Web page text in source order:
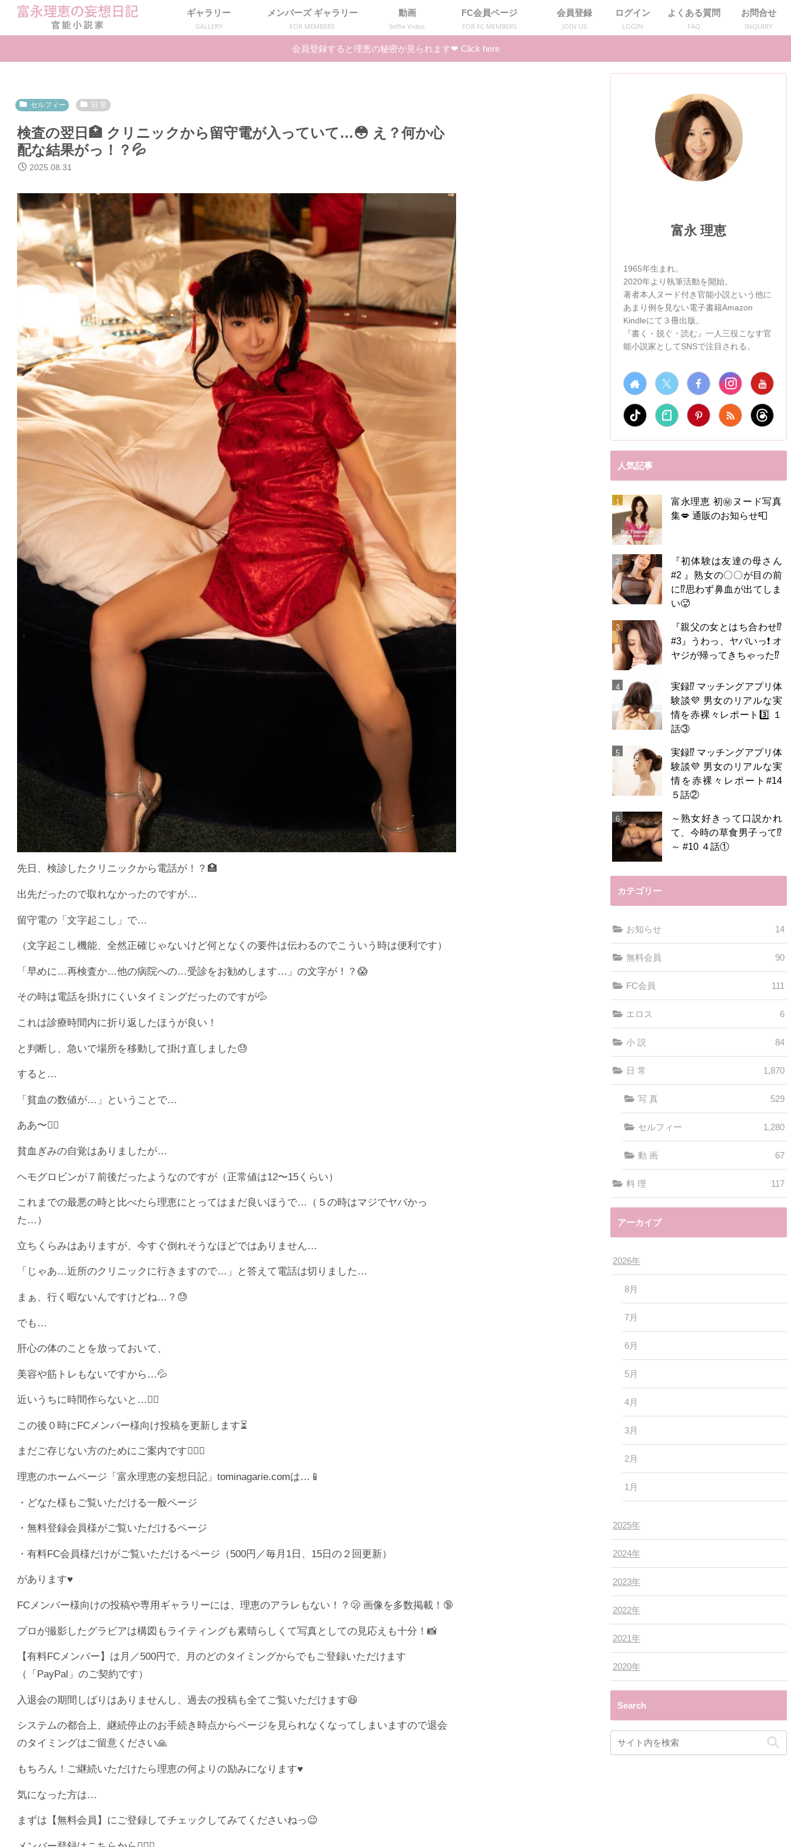
ギャラリー
GALLERY
メンバーズ ギャラリー
FOR MEMBERS
動画
Selfie Video
FC会員ページ
FOR FC MEMBERS
会員登録
JOIN US
ログイン
LOGIN
よくある質問
FAQ
お問合せ
INQUIRY
会員登録すると理恵の秘密が見られます❤︎ Click here
セルフィー 日 常
検査の翌日🏥 クリニックから留守電が入っていて…😳 え？何か心
配な結果がっ！？💦
2025.08.31
先日、検診したクリニックから電話が！？🏥
出先だったので取れなかったのですが…
留守電の「文字起こし」で…
（文字起こし機能、全然正確じゃないけど何となくの要件は伝わるのでこういう時は便利です）
「早めに…再検査か…他の病院への…受診をお勧めします…」の文字が！？😱
その時は電話を掛けにくいタイミングだったのですが💦
これは診療時間内に折り返したほうが良い！
と判断し、急いで場所を移動して掛け直しました😓
すると…
「貧血の数値が…」ということで…
ああ〜😮‍💨
貧血ぎみの自覚はありましたが…
ヘモグロビンが７前後だったようなのですが（正常値は12〜15くらい）
これまでの最悪の時と比べたら理恵にとってはまだ良いほうで…（５の時はマジでヤバかっ
た…）
立ちくらみはありますが、今すぐ倒れそうなほどではありません…
「じゃあ…近所のクリニックに行きますので…」と答えて電話は切りました…
まぁ、行く暇ないんですけどね…？😓
でも…
肝心の体のことを放っておいて、
美容や筋トレもないですから…💦
近いうちに時間作らないと…😮‍💨
この後０時にFCメンバー様向け投稿を更新します⏳
まだご存じない方のためにご案内です💁🏻‍♀️
理恵のホームページ「富永理恵の妄想日記」tominagarie.comは…📱
・どなた様もご覧いただける一般ページ
・無料登録会員様がご覧いただけるページ
・有料FC会員様だけがご覧いただけるページ（500円／毎月1日、15日の２回更新）
があります♥️
FCメンバー様向けの投稿や専用ギャラリーには、理恵のアラレもない！？🫢 画像を多数掲載！🔞
プロが撮影したグラビアは構図もライティングも素晴らしくて写真としての見応えも十分！📸
【有料FCメンバー】は月／500円で、月のどのタイミングからでもご登録いただけます
（「PayPal」のご契約です）
入退会の期間しばりはありませんし、過去の投稿も全てご覧いただけます😆
システムの都合上、継続停止のお手続き時点からページを見られなくなってしまいますので退会
のタイミングはご留意ください🙏
もちろん！ご継続いただけたら理恵の何よりの励みになります♥️
気になった方は…
まずは【無料会員】にご登録してチェックしてみてくださいねっ😉
富永 理恵
1965年生まれ。
2020年より執筆活動を開始。
著者本人ヌード付き官能小説という他に
あまり例を見ない電子書籍Amazon
Kindleにて３冊出版。
『書く・脱ぐ・読む』一人三役こなす官
能小説家としてSNSで注目される。
人気記事
富永理恵 初㊙️ヌード写真
集💋 通販のお知らせ📮
『初体験は友達の母さん
#2 』熟女の〇〇が目の前
に⁉️思わず鼻血が出てしま
い🥵
『親父の女とはち合わせ⁉︎
#3』うわっ、ヤバいっ❗️ オ
ヤジが帰ってきちゃった⁉️
実録⁉️ マッチングアプリ体
験談💜 男女のリアルな実
情を赤裸々レポート3️⃣ １
話③
実録⁉️ マッチングアプリ体
験談💜 男女のリアルな実
情を赤裸々レポート#14
５話②
～熟女好きって口説かれ
て、今時の草食男子って⁉️
～ #10 ４話①
カテゴリー
お知らせ 14
無料会員 90
FC会員 111
エロス 6
小 説 84
日 常 1,870
写 真 529
セルフィー 1,280
動 画 67
料 理 117
アーカイブ
2026年
8月
7月
6月
5月
4月
3月
2月
1月
2025年
2024年
2023年
2022年
2021年
2020年
Search